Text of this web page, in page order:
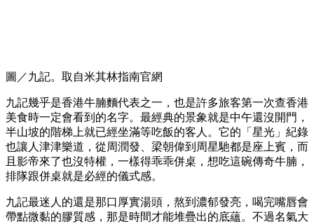
圖／九記。取自米其林指南官網
九記幾乎是香港牛腩麵代表之一，也是許多旅客第一次查香港
美食時一定會看到的名字。最經典的景象就是中午還沒開門，
半山坡的階梯上就已經坐滿等吃飯的客人。它的「星光」紀錄
也讓人津津樂道，從周潤發、梁朝偉到周星馳都是座上賓，而
且影帝來了也沒特權，一樣得乖乖併桌，想吃這碗傳奇牛腩，
排隊跟併桌就是必經的儀式感。
九記最迷人的還是那口厚實湯頭，熬到濃郁發亮，喝完嘴唇會
帶點微黏的膠質感，那是時間才能堆疊出的底蘊。不過名氣大